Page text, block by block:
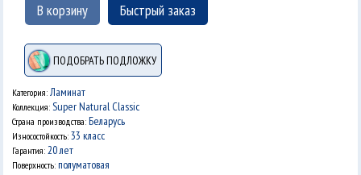
В корзину Быстрый заказ
ПОДОБРАТЬ ПОДЛОЖКУ
Категория:Ламинат
Коллекция:Super Natural Classic
Страна производства: Беларусь
Износостойкость:33 класс
Гарантия:20 лет
Поверхность:полуматовая